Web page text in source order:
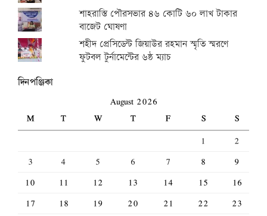
শাহরাস্তি পৌরসভার ৪৬ কোটি ৬০ লাখ টাকার
বাজেট ঘোষণা
শহীদ প্রেসিডেন্ট জিয়াউর রহমান স্মৃতি স্মরণে
ফুটবল টুর্নামেন্টের ৬ষ্ঠ ম্যাচ
দিনপঞ্জিকা
August 2026
M
T W T F S
S
1
2
3
4 5 6 7 8
9
10
11 12 13 14 15
16
17
18 19 20 21 22
23